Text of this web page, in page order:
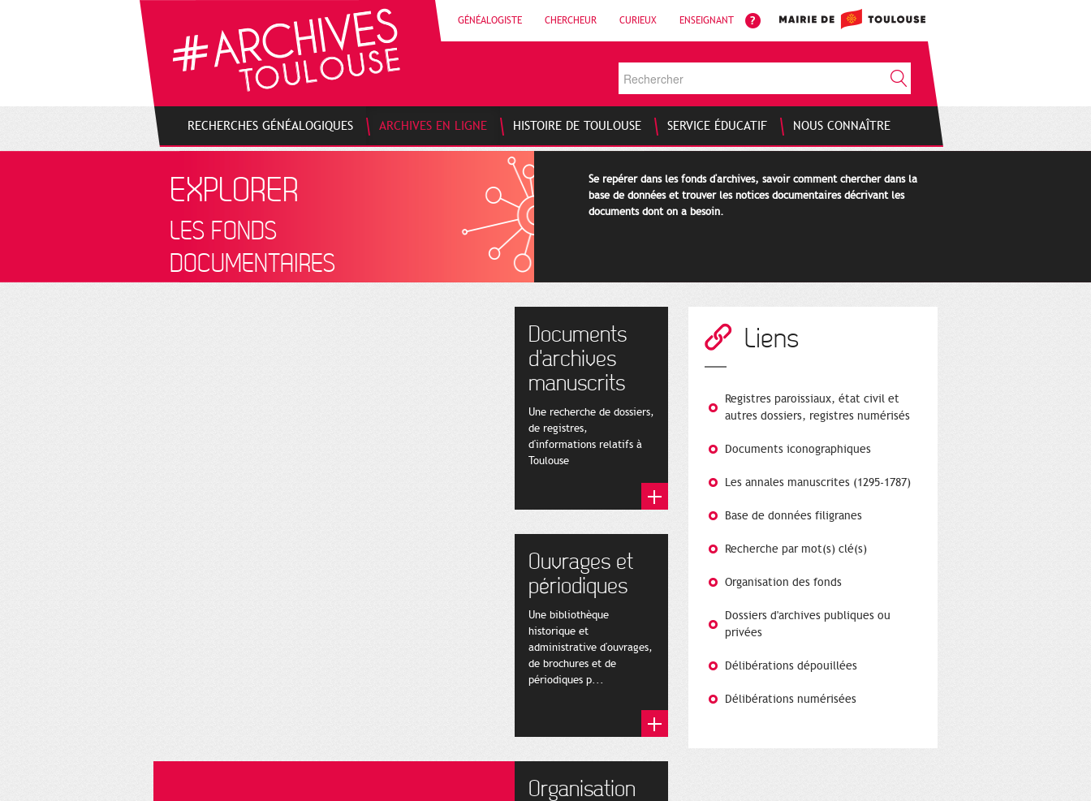
GÉNÉALOGISTE CHERCHEUR CURIEUX ENSEIGNANT
RECHERCHES GÉNÉALOGIQUES ARCHIVES EN LIGNE HISTOIRE DE TOULOUSE SERVICE ÉDUCATIF NOUS CONNAÎTRE
EXPLORER
LES FONDS
DOCUMENTAIRES
Se repérer dans les fonds d'archives, savoir comment chercher dans la
base de données et trouver les notices documentaires décrivant les
documents dont on a besoin.
Documents
d'archives
manuscrits
Une recherche de dossiers,
de registres,
d'informations relatifs à
Toulouse
Ouvrages et
périodiques
Une bibliothèque
historique et
administrative d'ouvrages,
de brochures et de
périodiques p...
Organisation
Liens
Registres paroissiaux, état civil et
autres dossiers, registres numérisés
Documents iconographiques
Les annales manuscrites (1295-1787)
Base de données filigranes
Recherche par mot(s) clé(s)
Organisation des fonds
Dossiers d'archives publiques ou
privées
Délibérations dépouillées
Délibérations numérisées
Gestion de vos préférences sur les cookies